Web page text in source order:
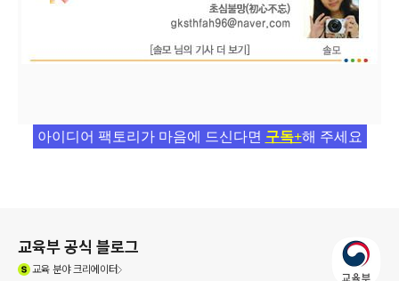
아이디어 팩토리가 마음에 드신다면 구독+해 주세요
교육부 공식 블로그
교육분야 크리에이터